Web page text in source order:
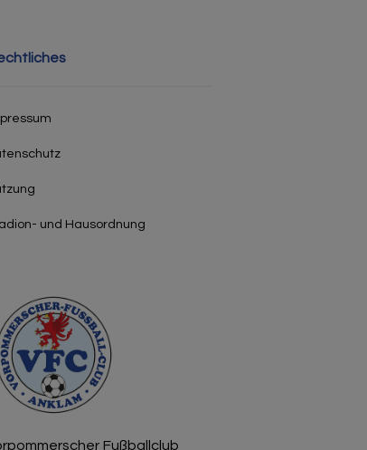
und Hausordnung
Fußballclub